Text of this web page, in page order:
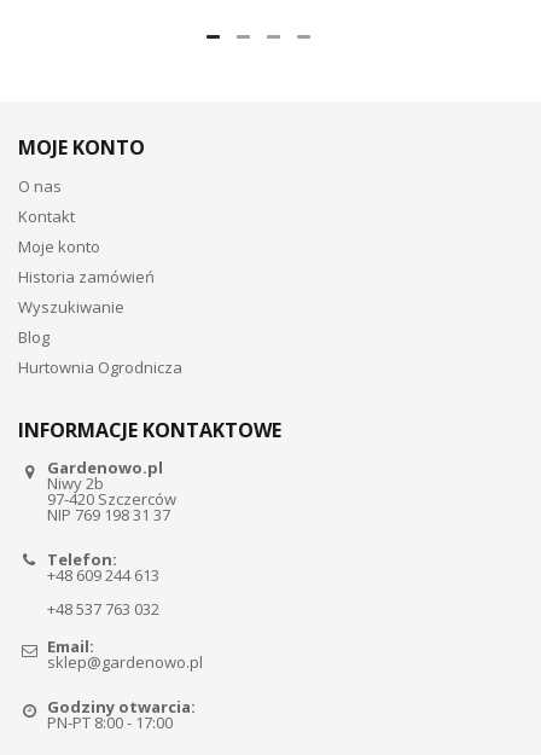
MOJE KONTO
O nas
Kontakt
Moje konto
Historia zamówień
Wyszukiwanie
Blog
Hurtownia Ogrodnicza
INFORMACJE KONTAKTOWE
Gardenowo.pl
Niwy 2b
97-420 Szczerców
NIP 769 198 31 37
Telefon:
+48 609 244 613
+48 537 763 032
Email:
sklep@gardenowo.pl
Godziny otwarcia:
PN-PT 8:00 - 17:00